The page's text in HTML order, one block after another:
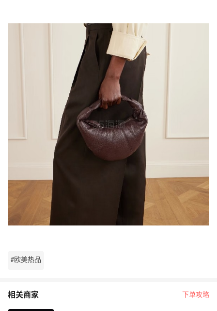
#欧美热品
相关商家 下单攻略